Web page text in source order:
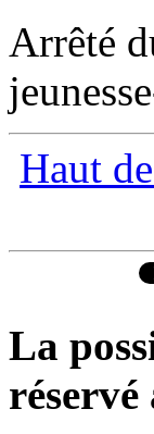
Arrêté
Haut
La